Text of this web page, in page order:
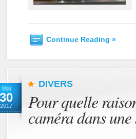
Continue Reading »
Mai
30
2017
DIVERS
Pour quelle
caméra dans